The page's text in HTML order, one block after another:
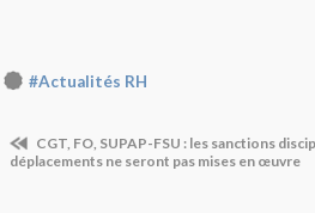
#Actualités RH
CGT, FO, SUPAP-FSU : les sanctions
déplacements ne seront pas mises en œuvre